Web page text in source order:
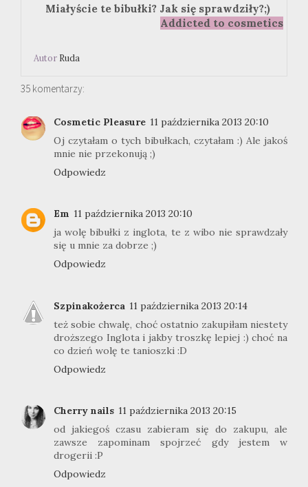
Miałyście te bibułki? Jak się sprawdziły?;)
Addicted to cosmetics
Autor Ruda
35 komentarzy:
Cosmetic Pleasure 11 października 2013 20:10
Oj czytałam o tych bibułkach, czytałam :) Ale jakoś
mnie nie przekonują ;)
Odpowiedz
Em 11 października 2013 20:10
ja wolę bibułki z inglota, te z wibo nie sprawdzały
się u mnie za dobrze ;)
Odpowiedz
Szpinakożerca 11 października 2013 20:14
też sobie chwalę, choć ostatnio zakupiłam niestety
droższego Inglota i jakby troszkę lepiej :) choć na
co dzień wolę te tanioszki :D
Odpowiedz
Cherry nails 11 października 2013 20:15
od jakiegoś czasu zabieram się do zakupu, ale
zawsze zapominam spojrzeć gdy jestem w
drogerii :P
Odpowiedz